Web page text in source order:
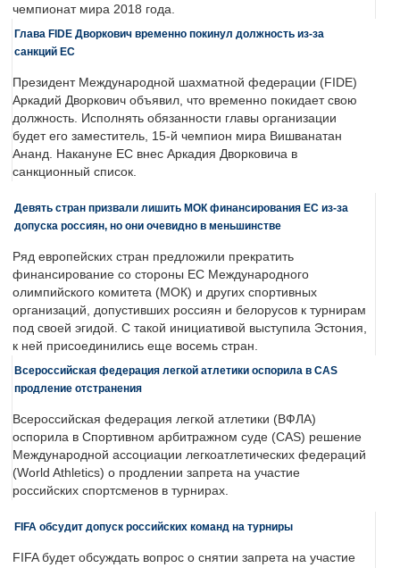
чемпионат мира 2018 года.
Глава FIDE Дворкович временно покинул должность из-за
санкций ЕС
Президент Международной шахматной федерации (FIDE)
Аркадий Дворкович объявил, что временно покидает свою
должность. Исполнять обязанности главы организации
будет его заместитель, 15-й чемпион мира Вишванатан
Ананд. Накануне ЕС внес Аркадия Дворковича в
санкционный список.
Девять стран призвали лишить МОК финансирования ЕС из-за
допуска россиян, но они очевидно в меньшинстве
Ряд европейских стран предложили прекратить
финансирование со стороны ЕС Международного
олимпийского комитета (МОК) и других спортивных
организаций, допустивших россиян и белорусов к турнирам
под своей эгидой. С такой инициативой выступила Эстония,
к ней присоединились еще восемь стран.
Всероссийская федерация легкой атлетики оспорила в CAS
продление отстранения
Всероссийская федерация легкой атлетики (ВФЛА)
оспорила в Спортивном арбитражном суде (CAS) решение
Международной ассоциации легкоатлетических федераций
(World Athletics) о продлении запрета на участие
российских спортсменов в турнирах.
FIFA обсудит допуск российских команд на турниры
FIFA будет обсуждать вопрос о снятии запрета на участие